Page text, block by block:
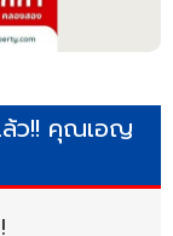
ว!! คุณเอญ